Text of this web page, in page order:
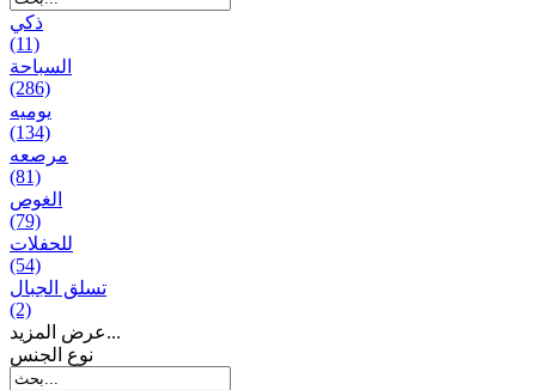
ذكي
(11)
السباحة
(286)
يومیه
(134)
مرصعه
(81)
الغوص
(79)
للحفلات
(54)
تسلق الجبال
(2)
عرض المزيد...
نوع الجنس